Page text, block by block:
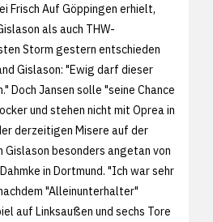
Frisch Auf Göppingen erhielt,
als auch THW-
Storm gestern entschieden
Gislason: "Ewig darf dieser
Doch Jansen solle "seine Chance
und stehen nicht mit Oprea in
derzeitigen Misere auf der
Gislason besonders angetan von
in Dortmund. "Ich war sehr
"Alleinunterhalter"
auf Linksaußen und sechs Tore